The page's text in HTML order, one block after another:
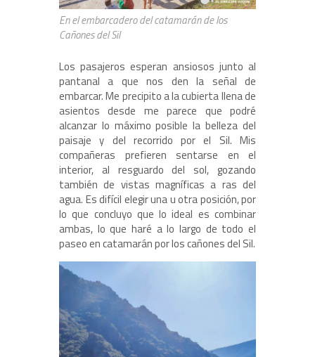
En el embarcadero del catamarán de los
Cañones del Sil
Los pasajeros esperan ansiosos junto al
pantanal a que nos den la señal de
embarcar. Me precipito a la cubierta llena de
asientos desde me parece que podré
alcanzar lo máximo posible la belleza del
paisaje y del recorrido por el Sil. Mis
compañeras prefieren sentarse en el
interior, al resguardo del sol, gozando
también de vistas magníficas a ras del
agua. Es difícil elegir una u otra posición, por
lo que concluyo que lo ideal es combinar
ambas, lo que haré a lo largo de todo el
paseo en catamarán por los cañones del Sil.